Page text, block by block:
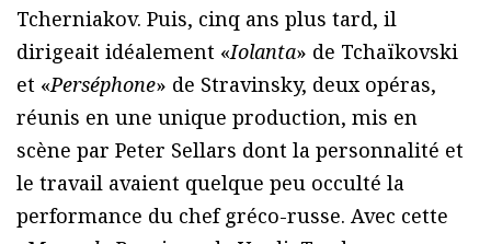
Tcherniakov. Puis, cinq ans plus tard, il
dirigeait idéalement «Iolanta» de Tchaïkovski
et «Perséphone» de Stravinsky, deux opéras,
réunis en une unique production, mis en
scène par Peter Sellars dont la personnalité et
le travail avaient quelque peu occulté la
performance du chef gréco-russe. Avec cette